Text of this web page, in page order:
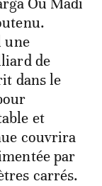
Ou Madi
une
de
dans le
et
couvrira
par
carrés.